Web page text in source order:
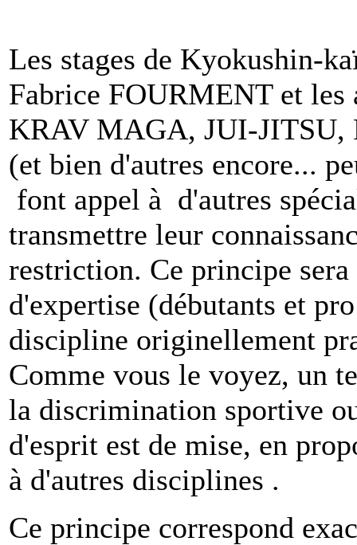
Les stages de Kyokushin-
Fabrice FOURMENT et les
KRAV MAGA, JUI-
(et bien d'autres encore...
font appel à d'autres
transmettre leur
restriction. Ce principe sera
d'expertise (débutants et
discipline originellement
Comme vous le voyez, un
la discrimination sportive
d'esprit est de mise, en
à d'autres disciplines .
Ce principe correspond